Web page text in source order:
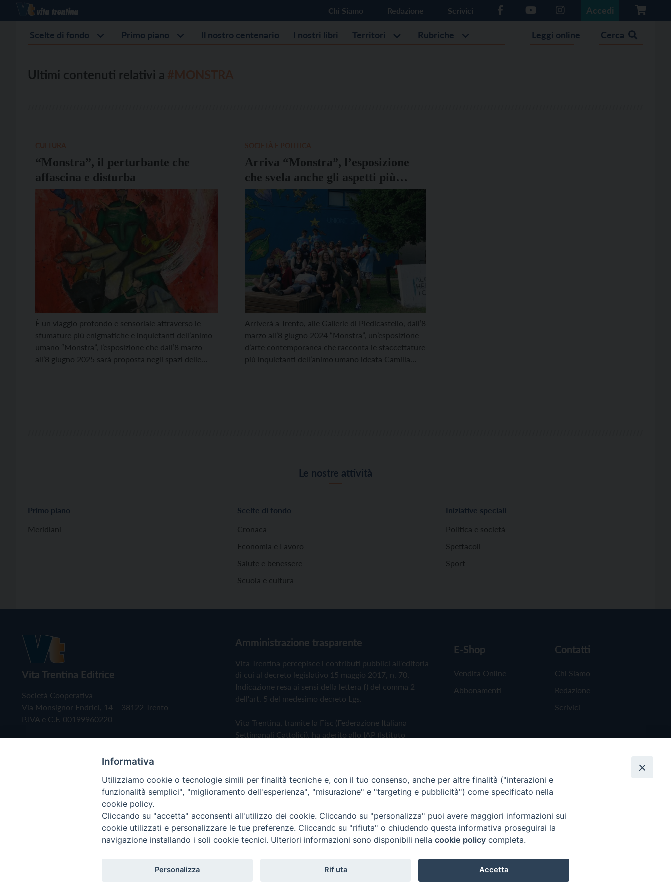
Chi Siamo Redazione Scrivici Accedi
Scelte di fondo Primo piano Il nostro centenario I nostri libri Territori Rubriche Leggi online Cerca
Ultimi contenuti relativi a
“Monstra”, il perturbante che
affascina e disturba
È un viaggio profondo e sensoriale attraverso le
sfumature più enigmatiche e inquietanti dell’animo
umano “Monstra”, l’esposizione che dall’8 marzo
all’8 giugno 2025 sarà proposta negli spazi delle
Arriva “Monstra”, l’esposizione
che svela anche gli aspetti più
inquietanti dell’animo umano
Arriverà a Trento, alle Gallerie di Piedicastello, dall’8
marzo all’8 giugno 2024 “Monstra”, un’esposizione
d’arte contemporanea che racconta le sfaccettature
più inquietanti dell’animo umano ideata Camilla
Le nostre attività
Primo piano
Meridiani
Scelte di fondo
Cronaca
Economia e Lavoro
Salute e benessere
Scuola e cultura
Iniziative speciali
Politica e società
Spettacoli
Sport
Vita Trentina Editrice
Società Cooperativa
Via Monsignor Endrici, 14 – 38122 Trento
P.IVA e C.F. 00199960220
Amministrazione trasparente
Vita Trentina percepisce i contributi pubblici all'editoria
di cui al decreto legislativo 15 maggio 2017, n. 70.
Indicazione resa ai sensi della lettera f) del comma 2
dell'art. 5 del medesimo decreto Lgs.
Vita Trentina, tramite la Fisc (Federazione Italiana
Settimanali Cattolici), ha aderito allo IAP (Istituto
Privacy Policy Cookie Policy
E-Shop
Vendita Online
Abbonamenti
Contatti
Chi Siamo
Redazione
Scrivici
Copyright © 2019 - Tutti i diritti riservati - Vita Trentina Editrice
Informativa
Utilizziamo cookie o tecnologie simili per finalità tecniche e, con il tuo consenso, anche per altre finalità ("interazioni e
funzionalità semplici", "miglioramento dell'esperienza", "misurazione" e "targeting e pubblicità") come specificato nella
cookie policy.
Cliccando su "accetta" acconsenti all'utilizzo dei cookie. Cliccando su "personalizza" puoi avere maggiori informazioni sui
cookie utilizzati e personalizzare le tue preferenze. Cliccando su "rifiuta" o chiudendo questa informativa proseguirai la
navigazione installando i soli cookie tecnici. Ulteriori informazioni sono disponibili nella cookie policy completa.
Personalizza Rifiuta Accetta